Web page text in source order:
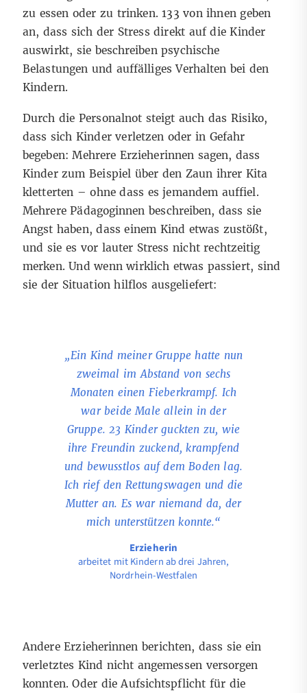
zu essen oder zu trinken. 133 von ihnen geben
an, dass sich der Stress direkt auf die Kinder
auswirkt, sie beschreiben psychische
Belastungen und auffälliges Verhalten bei den
Kindern.
Durch die Personalnot steigt auch das Risiko,
dass sich Kinder verletzen oder in Gefahr
begeben: Mehrere Erzieherinnen sagen, dass
Kinder zum Beispiel über den Zaun ihrer Kita
kletterten – ohne dass es jemandem auffiel.
Mehrere Pädagoginnen beschreiben, dass sie
Angst haben, dass einem Kind etwas zustößt,
und sie es vor lauter Stress nicht rechtzeitig
merken. Und wenn wirklich etwas passiert, sind
sie der Situation hilflos ausgeliefert:
„Ein Kind meiner Gruppe hatte nun
zweimal im Abstand von sechs
Monaten einen Fieberkrampf. Ich
war beide Male allein in der
Gruppe. 23 Kinder guckten zu, wie
ihre Freundin zuckend, krampfend
und bewusstlos auf dem Boden lag.
Ich rief den Rettungswagen und die
Mutter an. Es war niemand da, der
mich unterstützen konnte.“
Erzieherin
arbeitet mit Kindern ab drei Jahren,
Nordrhein-Westfalen
Andere Erzieherinnen berichten, dass sie ein
verletztes Kind nicht angemessen versorgen
konnten. Oder die Aufsichtspflicht für die